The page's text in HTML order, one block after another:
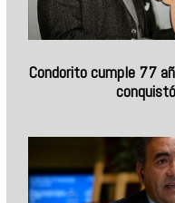
Condorito cumple 77